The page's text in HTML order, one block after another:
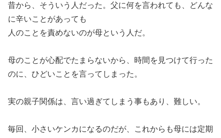
昔から、そういう人だった。父に何を言われても、どんな
に辛いことがあっても
人のことを責めないのが母という人だ。
母のことが心配でたまらないから、時間を見つけて行った
のに、ひどいことを言ってしまった。
実の親子関係は、言い過ぎてしまう事もあり、難しい。
毎回、小さいケンカになるのだが、これからも母には定期